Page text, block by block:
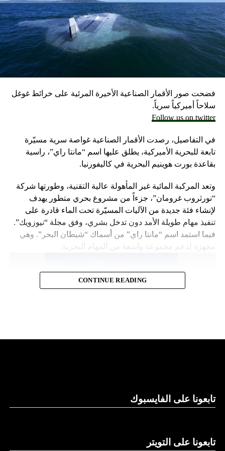
علماً أن الجيش الإسرائيلي يحتفظ بمخزون كبير من الأسلحة
احتياطيا في حال نشوب حرب محتملة مع لبنان، وفق ما أكد
مسؤولون إسرائيليون حاليون وسابقون.
وكانت وزارة الخارجية أرجأت في مايو، فقط تسليم قنابل زنة
2000 رطل و500 رطل إلى إسرائيل بسبب مخاوف بشأن سقوط
ضحايا من المدنيين في مدينة رفح.
إلا أن نتنياهو خرج الأسبوع المضي بتصريحات نارية، ومفاجئة
حول مماطلة أميركا في تسليم تل أبيب أسلحة
ما أثار حفيظة البيت الأبيض الذي وصف تلك التصريحات بالمخيبة
للآمال.
فضحت صور الأقمار الصناعية الأخيرة المرئية على خرائط غوغل
سلاحاً أميركياً سرياً.
Follow us on twitter
في التفاصيل، رصدت الأقمار الصناعية غواصة سرية مسيّرة
تابعة للبحرية الأميركية، يطلق عليها اسم “مانتا راي”، راسية
بقاعدة بورت هوينيم البحرية في كاليفورنيا.
وتعد المركبة المائية غير المأهولة عالية التقنية، وطورتها شركة
“نورثروب غرومان”، جزءاً من مشروع بحري متطور يهدف
لإنشاء فئة جديدة من الآليات المسيّرة تحت الماء قادرة على
تنفيذ مهام طويلة الأمد دون تدخل بشري، وفق مجلة “نيوزويك”.
فيما استمد اسم “مانتا راي” من أسماك “شيطان البحر”. وهي
مجهزة لدعم مجموعة واسعة من المهام البحرية.
وتقول “نورثروب غرومان”، وهي تكتل للصناعات الجوية
الطاقة التي تسمح لها بالرسو في قاع البحر و”السبات” في حالة
انخفاض الطاقة.
CONTINUE READING
تابعونا على الفايسبوك
تابعونا على التويتر